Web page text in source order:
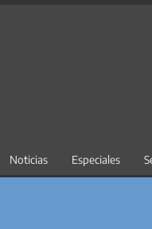
Noticias Especiales